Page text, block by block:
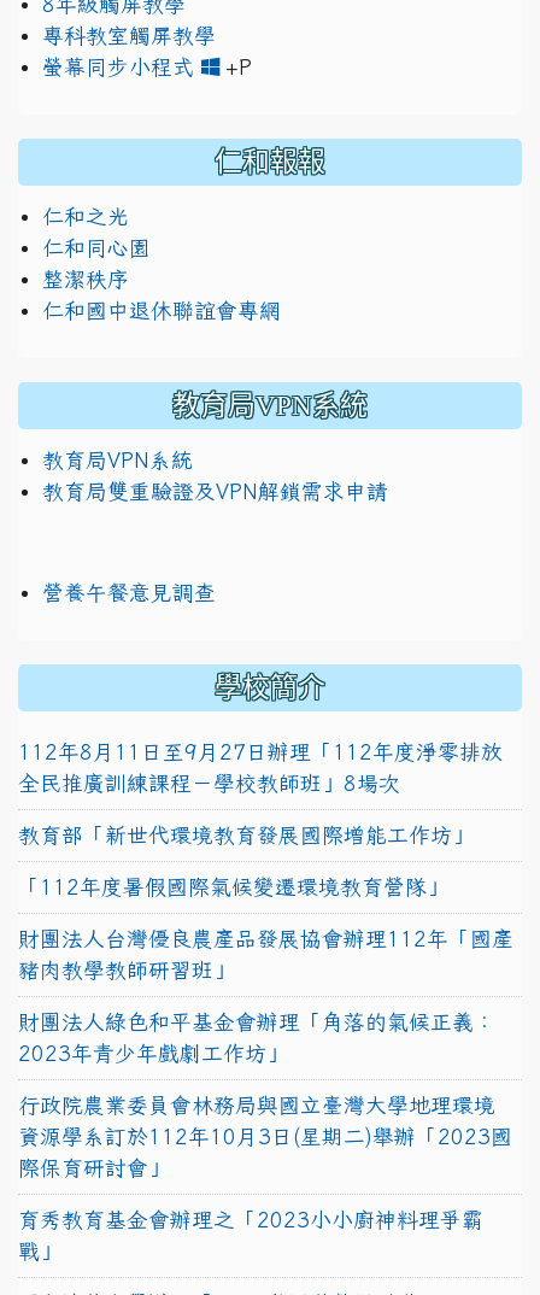
專科教室觸屏教學
螢幕同步小程式
+P
仁和報報
仁和之光
仁和同心園
整潔秩序
仁和國中退休聯誼會專網
教育局VPN系統
教育局VPN系統
教育局雙重驗證及VPN解鎖需求申請
營養午餐意見調查
學校簡介
112年8月11日至9月27日辦理「112年度淨零排放
全民推廣訓練課程－學校教師班」8場次
教育部「新世代環境教育發展國際增能工作坊」
「112年度暑假國際氣候變遷環境教育營隊」
財團法人台灣優良農產品發展協會辦理112年「國產
豬肉教學教師研習班」
財團法人綠色和平基金會辦理「角落的氣候正義：
2023年青少年戲劇工作坊」
行政院農業委員會林務局與國立臺灣大學地理環境
資源學系訂於112年10月3日(星期二)舉辦「2023國
際保育研討會」
育秀教育基金會辦理之「2023小小廚神料理爭霸
戰」